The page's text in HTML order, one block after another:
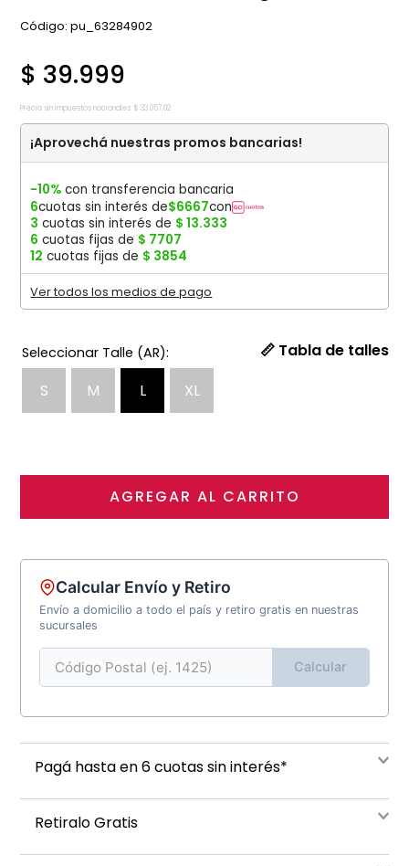
:pu_63284902
$ 39.999
Precio sin impuestos nacionales: $ 33.057,02
¡Aprovechá nuestras promos bancarias!
-10% con transferencia bancaria
6cuotas sin interés de$6667con
3 cuotas sin interés de $ 13.333
6 cuotas fijas de $ 7707
12 cuotas fijas de $ 3854
Ver todos los medios de pago
S L
M XL
📏 Tabla de talles
AGREGAR AL CARRITO
Calcular Envío y Retiro
Envío a domicilio a todo el país y retiro gratis en nuestras
sucursales
Calcular
Pagá hasta en 6 cuotas sin interés*
Retiralo Gratis